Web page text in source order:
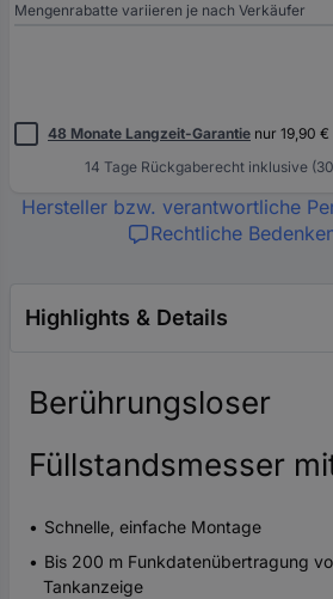
Mengenrabatte variieren je nach Verkäufer
48 Monate Langzeit-Garantie nur 19,90 €
14 Tage Rückgaberecht inklusive
Hersteller bzw. verantwortliche
Rechtliche
Highlights & Details
Berührungsloser
Füllstandsmesser
Schnelle, einfache Montage
Bis 200 m Funkdatenübertragung
Tankanzeige